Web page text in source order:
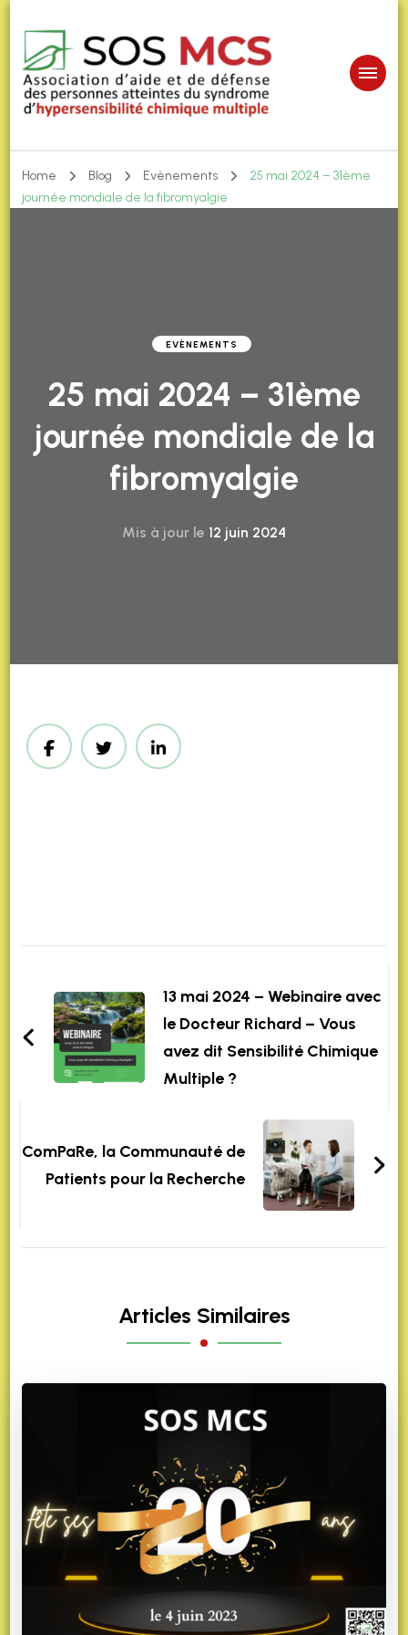
Home Blog Evènements
25 mai 2024 – 31ème
journée mondiale de la fibromyalgie
EVÈNEMENTS
25 mai 2024 – 31ème
journée mondiale de la
fibromyalgie
Mis à jour le 12 juin 2024
Navigation13 mai 2024 – Webinaire avec
le Docteur Richard – Vous
avez dit Sensibilité Chimique
Multiple ?
ComPaRe, la Communauté de
Patients pour la Recherche
Articles Similaires